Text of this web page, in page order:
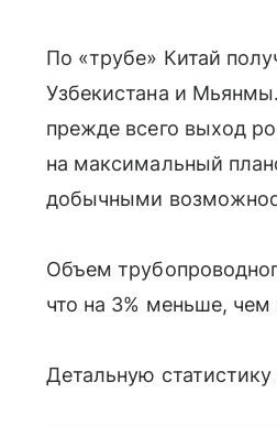
По «трубе» Китай
Узбекистана и
прежде всего выход
на максимальный
добычными
Объем
что на 3% меньше,
Детальную